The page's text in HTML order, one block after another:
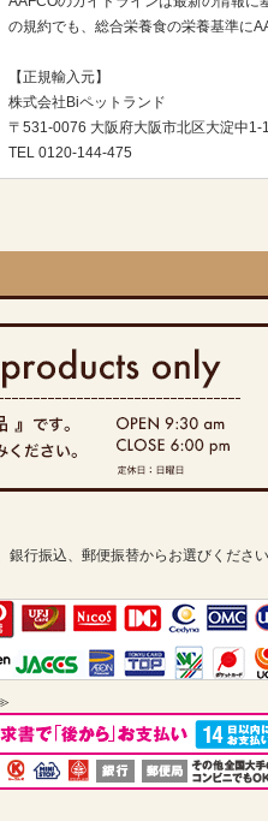
の規約でも、総合栄養食の栄養基準に
【正規輸入元】
株式会社Biペットランド
〒531-0076 大阪府大阪市北区大淀中1-
TEL 0120-144-475
銀行振込、郵便振替からお選びくださ